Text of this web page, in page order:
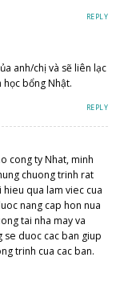
REPLY
anh/chị và sẽ liên lạc
học bổng Nhật.
REPLY
cong ty Nhat, minh
chuong trinh rat
qua lam viec cua
nang cap hon nua
tai nha may va
se duoc cac ban giup
trinh cua cac ban.